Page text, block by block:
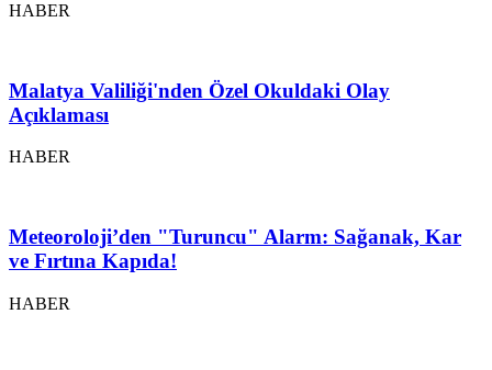
HABER
Malatya Valiliği'nden Özel Okuldaki Olay
Açıklaması
HABER
Meteoroloji’den "Turuncu" Alarm: Sağanak, Kar
ve Fırtına Kapıda!
HABER